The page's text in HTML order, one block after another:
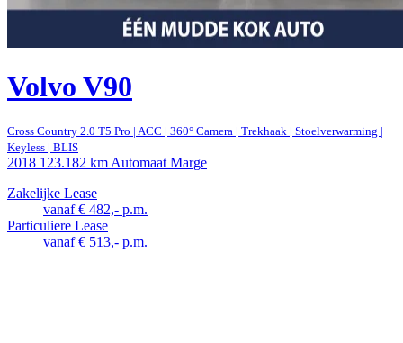
Volvo V90
Cross Country 2.0 T5 Pro | ACC | 360° Camera | Trekhaak | Stoelverwarming |
Keyless | BLIS
2018 123.182 kmAutomaatMarge
Zakelijke Lease
vanaf € 482,- p.m.
Particuliere Lease
vanaf € 513,- p.m.